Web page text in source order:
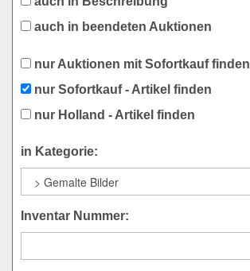
auch in beendeten Auktionen
nur Auktionen mit Sofortkauf finden
nur Sofortkauf - Artikel finden
nur Holland - Artikel finden
in Kategorie:
Inventar Nummer: